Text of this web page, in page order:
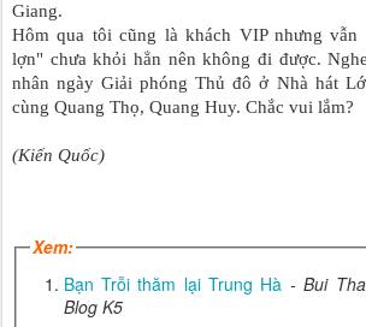
Giang.
Hôm qua tôi cũng là khách VIP nhưng
lợn" chưa khỏi hẳn nên không đi được.
nhân ngày Giải phóng Thủ đô ở Nhà hát
cùng Quang Thọ, Quang Huy. Chắc vui lắm?
(Kiến Quốc)
Xem:
Bạn Trỗi thăm lại Trung Hà - Bui
Blog K5